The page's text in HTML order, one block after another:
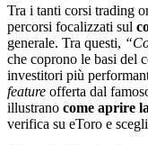
Tra i tanti corsi trading
percorsi focalizzati sul
generale. Tra questi,
che coprono le basi del
investitori più
feature offerta dal
illustrano come aprire
verifica su eToro e